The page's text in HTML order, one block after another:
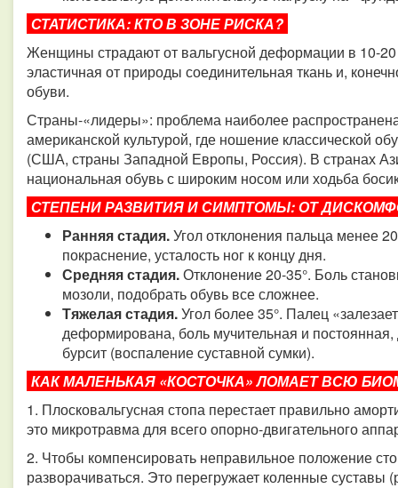
СТАТИСТИКА: КТО В ЗОНЕ РИСКА?​​​​​​​
Женщины страдают от вальгусной деформации в 10-
эластичная от природы соединительная ткань и,
обуви.
Страны-«лидеры»: проблема наиболее
американской культурой, где ношение классической
(США, страны Западной Европы, Россия). В странах
национальная обувь с широким носом или ходьба
СТЕПЕНИ РАЗВИТИЯ И СИМПТОМЫ: ОТ
Ранняя стадия.Угол отклонения пальца менее
покраснение, усталость ног к концу дня.
Средняя стадия.Отклонение 20-35°. Боль
мозоли, подобрать обувь все сложнее.
Тяжелая стадия.Угол более 35°. Палец
деформирована, боль мучительная и
бурсит (воспаление суставной сумки).
КАК МАЛЕНЬКАЯ «КОСТОЧКА» ЛОМАЕТ ВСЮ
1. Плосковальгусная стопа перестает правильно
это микротравма для всего опорно-двигательного
2. Чтобы компенсировать неправильное положение
разворачиваться. Это перегружает коленные суставы